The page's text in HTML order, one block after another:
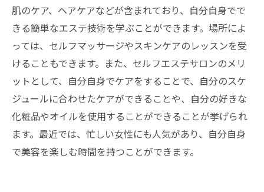
肌のケア、ヘアケアなどが含まれており、自分自身でで
きる簡単なエステ技術を学ぶことができます。場所によ
っては、セルフマッサージやスキンケアのレッスンを受
けることもできます。また、セルフエステサロンのメリ
ットとして、自分自身でケアをすることで、自分のスケ
ジュールに合わせたケアができることや、自分の好きな
化粧品やオイルを使用することができることが挙げられ
ます。最近では、忙しい女性にも人気があり、自分自身
で美容を楽しむ時間を持つことができます。